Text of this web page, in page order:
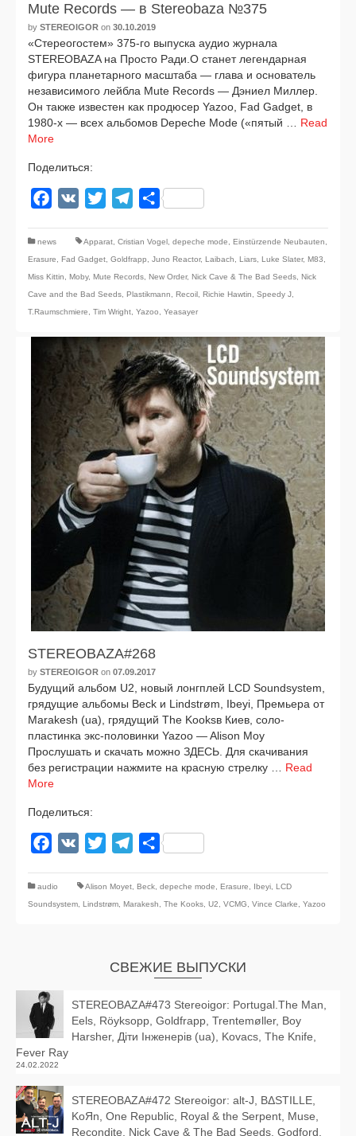
Mute Records — в Stereobaza №375
by STEREOIGOR on 30.10.2019
«Стереогостем» 375-го выпус­ка аудио жур­на­ла
STEREOBAZA на Просто Ради.О ста­нет леген­дар­ная
фигу­ра пла­не­тар­но­го мас­шта­ба — гла­ва и осно­ва­тель
неза­ви­си­мо­го лей­б­ла Mute Records — Дэниел Миллер.
Он так­же изве­стен как про­дю­сер Yazoo, Fad Gadget, в
1980‑х — всех аль­бо­мов Depeche Mode («пятый … Read
More
Поделиться:
Facebook
VK Twitter TelegramОтправить
news Apparat Cristian Vogel depeche mode Einstürzende Neubauten
Erasure
Fad Gadget Goldfrapp Juno Reactor, Laibach Liars Luke Slater, M83
Miss Kittin
Moby, Mute Records New Order, Nick Cave & The Bad Seeds Nick
Cave and the Bad Seeds Plastikmann Recoil Richie Hawtin Speedy J
T.Raumschmiere
Tim Wright Yazoo Yeasayer
STEREOBAZA#268
by STEREOIGOR on 07.09.2017
Будущий аль­бом U2, новый лонг­плей LCD Soundsystem,
гря­ду­щие аль­бо­мы Beck и Lindstrøm, Ibeyi, Премьера от
Marakesh (ua), гря­ду­щий The Kooksв Киев, соло-
пластинка экс-половинки Yazoo — Alison Moy
Прослушать и ска­чать мож­но ЗДЕСЬ. Для ска­чи­ва­ния
без реги­стра­ции нажми­те на крас­ную стрел­ку … Read
More
Поделиться:
Facebook
VK Twitter TelegramОтправить
audio Alison Moyet Beck depeche mode Erasure Ibeyi LCD
Soundsystem Lindstrøm Marakesh The Kooks U2 VCMG Vince Clarke Yazoo
СВЕЖИЕ ВЫПУСКИ
STEREOBAZA#473 Stereoigor: Portugal.The Man,
Eels, Röyksopp, Goldfrapp, Trentemøller, Boy
Harsher, Діти Інженерів (ua), Kovacs, The Knife,
Fever Ray
24.02.2022
STEREOBAZA#472 Stereoigor: alt‑J, BΔSTILLE,
KoЯn, One Republic, Royal & the Serpent, Muse,
Recondite, Nick Cave & The Bad Seeds, Godford,